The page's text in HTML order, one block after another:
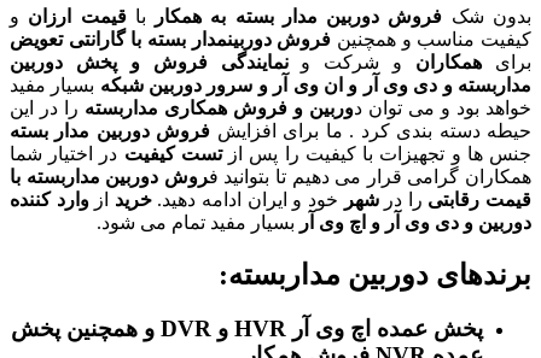
بدون شک فروش دوربین مدار بسته به همکار باقیمت ارزان و
کیفیت مناسب و همچنین فروش دوربینمدار بسته با گارانتی تعویض
برای همکاران و شرکت ونمایندگی فروش و پخش دوربین
مداربسته و دی وی آر و ان وی آر و سرور دوربین شبکه بسیار مفید
خواهد بود و می توان دوربین و فروش همکاری مداربسته را در این
حیطه دسته بندی کرد . ما برای افزایش فروش دوربین مدار بسته
جنس ها و تجهیزات با کیفیت را پس ازتست کیفیت در اختیار شما
همکاران گرامی قرار می دهیم تا بتوانید فروش دوربین مداربسته با
قیمت رقابتی را درشهر خود و ایران ادامه دهید.خرید ازوارد کننده
دوربین و دی وی آر و اچ وی آر بسیار مفید تمام می شود.
برندهای دوربین مداربسته:
پخش عمده اچ وی آر HVR و DVR و همچنین پخش